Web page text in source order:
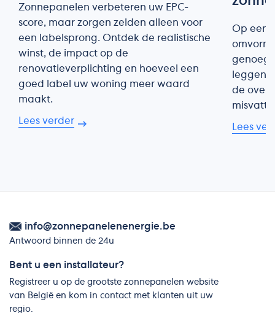
Zonnepanelen verbeteren uw EPC-
score, maar zorgen zelden alleen voor
een labelsprong. Ontdek de realistische
winst, de impact op de
renovatieverplichting en hoeveel een
goed label uw woning meer waard
maakt.
Lees verder
Op een
genoeg
leggen
de
Lees
info@zonnepanelenenergie.be
Antwoord binnen de 24u
Bent u een installateur?
Registreer u op de grootste zonnepanelen website
van België en kom in contact met klanten uit uw
regio.